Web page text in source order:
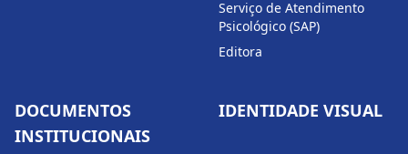
Serviço de Atendimento
Psicológico (SAP)
Editora
DOCUMENTOS
INSTITUCIONAIS
IDENTIDADE VISUAL